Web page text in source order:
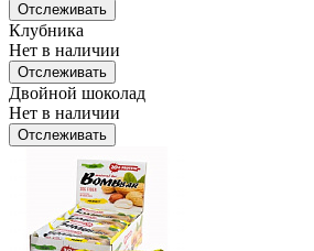
Отслеживать
Клубника
Нет в наличии
Отслеживать
Двойной шоколад
Нет в наличии
Отслеживать